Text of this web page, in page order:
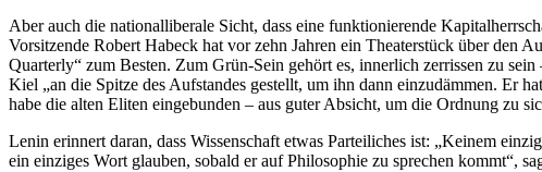
Aber auch die nationalliberale Sicht, dass eine funktionierende
Vorsitzende Robert Habeck hat vor zehn Jahren ein Theaterstück über den
Quarterly“ zum Besten. Zum Grün-Sein gehört es, innerlich zerrissen zu
Kiel „an die Spitze des Aufstandes gestellt, um ihn dann einzudämmen. Er
habe die alten Eliten eingebunden – aus guter Absicht, um die Ordnung zu
Lenin erinnert daran, dass Wissenschaft etwas Parteiliches ist: „Keinem
ein einziges Wort glauben, sobald er auf Philosophie zu sprechen kommt“,